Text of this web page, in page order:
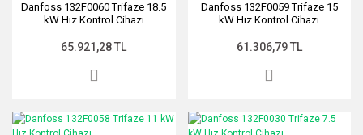
Danfoss 132F0060 Trifaze 18.5
kW Hız Kontrol Cihazı
65.921,28 TL
Danfoss 132F0059 Trifaze 15
kW Hız Kontrol Cihazı
61.306,79 TL